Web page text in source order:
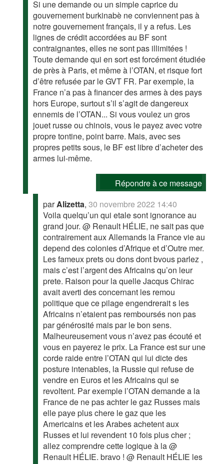
Si une demande ou un simple caprice du
gouvernement burkinabè ne conviennent pas à
notre gouvernement français, il y a refus. Les
lignes de crédit accordées au BF sont
contraignantes, elles ne sont pas illimitées !
Toute demande qui en sort est forcément étudiée
de près à Paris, et même à l’OTAN, et risque fort
d’être refusée par le GVT FR. Par exemple, la
France n’a pas à financer des armes à des pays
hors Europe, surtout s’il s’agit de dangereux
ennemis de l’OTAN... Si vous voulez un gros
jouet russe ou chinois, vous le payez avec votre
propre tontine, point barre. Mais, avec ses
propres petits sous, le BF est libre d’acheter des
armes lui-même.
Répondre à ce message
parAlizetta,30 novembre 2022 14:40
Voila quelqu’un qui etale sont ignorance au
grand jour. @ Renault HÉLIE, ne sait pas que
contrairement aux Allemands la France vie au
depend des colonies d’Afrique et d’Outre mer.
Les fameux prets ou dons dont bvous parlez ,
mais c’est l’argent des Africains qu’on leur
prete. Raison pour la quelle Jacqus Chirac
avait averti des concernant les remou
politique que ce pilage engendrerait s les
Africains n’etaient pas remboursés non pas
par générosité mais par le bon sens.
Malheureusement vous n’avez pas écouté et
vous en payerez le prix. La France est sur une
corde raide entre l’OTAN qui lui dicte des
posture intenables, la Russie qui refuse de
vendre en Euros et les Africains qui se
revoltent. Par exemple l’OTAN demande a la
France de ne pas achter le gaz Russes mais
elle paye plus chere le gaz que les
Americains et les Arabes achetent aux
Russes et lui revendent 10 fois plus cher ;
allez comprendre cette logique à la @
Renault HÉLIE. bravo ! @ Renault HÉLIE les